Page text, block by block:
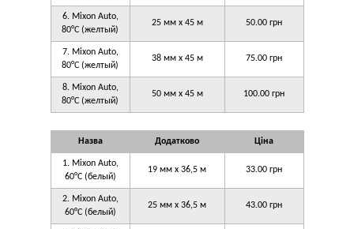
6. Mixon Auto,
80°C (желтый)
25 мм x 45 м 50.00 грн
7. Mixon Auto,
80°C (желтый)
38 мм x 45 м 75.00 грн
8. Mixon Auto,
80°C (желтый)
50 мм x 45 м 100.00 грн
Назва Додатково Ціна
1. Mixon Auto,
60°C (белый)
19 мм x 36,5 м 33.00 грн
2. Mixon Auto,
60°C (белый)
25 мм x 36,5 м 43.00 грн